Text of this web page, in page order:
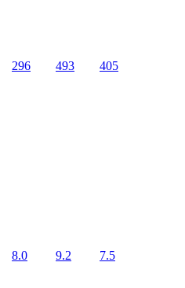
296 493 405
8.0 9.2 7.5